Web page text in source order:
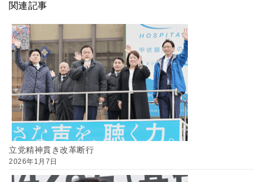
関連記事
立党精神貫き改革断行
2026年1月7日